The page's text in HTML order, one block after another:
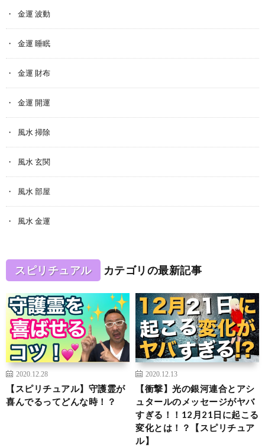
金運 波動
金運 睡眠
金運 財布
金運 開運
風水 掃除
風水 玄関
風水 部屋
風水 金運
スピリチュアル カテゴリの最新記事
2020.12.28
【スピリチュアル】守護霊が
喜んでるってどんな時！？
2020.12.13
【衝撃】光の銀河連合とアシ
ュタールのメッセージがヤバ
すぎる！！12月21日に起こる
変化とは！？【スピリチュア
ル】